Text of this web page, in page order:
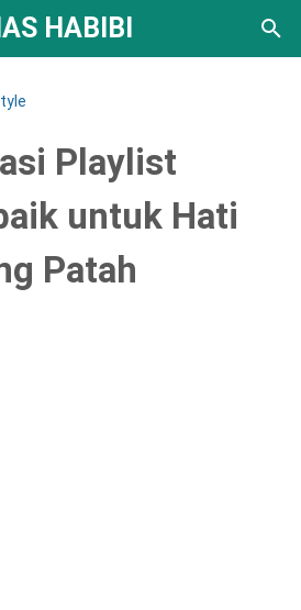
HABIBI
Playlist
untuk Hati
Patah